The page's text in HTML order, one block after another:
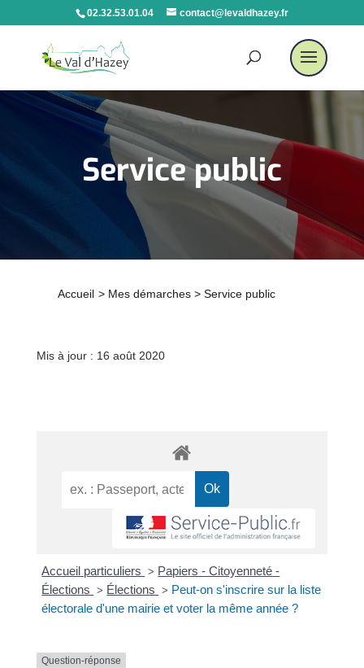
02.32.53.01.04 contact@levaldhazey.fr
Service public
Accueil > Mes démarches > Service public
Mis à jour : 16 août 2020
Accueil particuliers > Papiers - Citoyenneté -
Élections > Élections > Peut-on s'inscrire sur la liste
électorale d'une mairie et voter la même année ?
Question-réponse